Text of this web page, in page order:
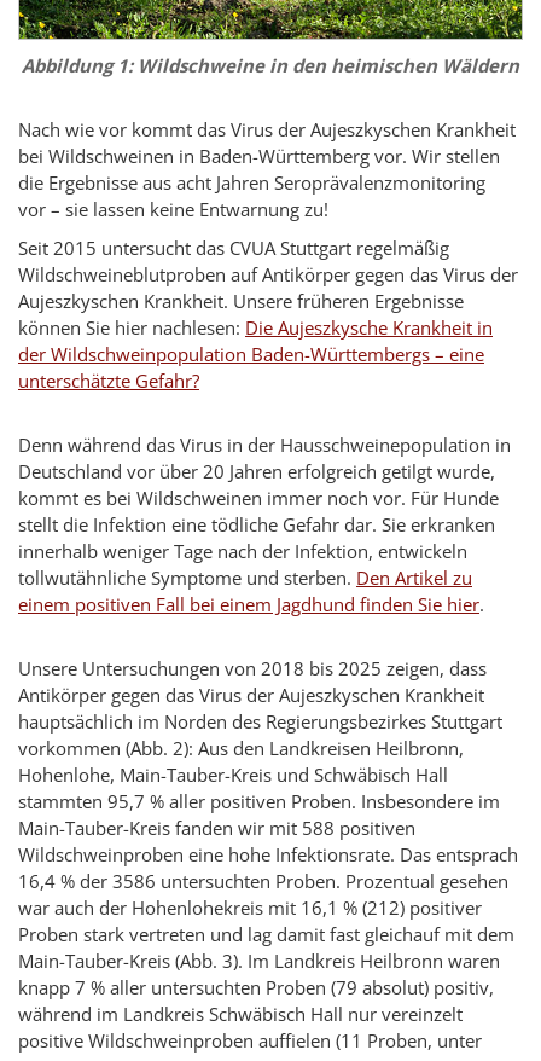
Abbildung 1: Wildschweine in den heimischen Wäldern
Nach wie vor kommt das Virus der Aujeszkyschen Krankheit
bei Wildschweinen in Baden-Württemberg vor. Wir stellen
die Ergebnisse aus acht Jahren Seroprävalenzmonitoring
vor – sie lassen keine Entwarnung zu!
Seit 2015 untersucht das CVUA Stuttgart regelmäßig
Wildschweineblutproben auf Antikörper gegen das Virus der
Aujeszkyschen Krankheit. Unsere früheren Ergebnisse
können Sie hier nachlesen: Die Aujeszkysche Krankheit in
der Wildschweinpopulation Baden-Württembergs – eine
unterschätzte Gefahr?
Denn während das Virus in der Hausschweinepopulation in
Deutschland vor über 20 Jahren erfolgreich getilgt wurde,
kommt es bei Wildschweinen immer noch vor. Für Hunde
stellt die Infektion eine tödliche Gefahr dar. Sie erkranken
innerhalb weniger Tage nach der Infektion, entwickeln
tollwutähnliche Symptome und sterben. Den Artikel zu
einem positiven Fall bei einem Jagdhund finden Sie hier.
Unsere Untersuchungen von 2018 bis 2025 zeigen, dass
Antikörper gegen das Virus der Aujeszkyschen Krankheit
hauptsächlich im Norden des Regierungsbezirkes Stuttgart
vorkommen (Abb. 2): Aus den Landkreisen Heilbronn,
Hohenlohe, Main-Tauber-Kreis und Schwäbisch Hall
stammten 95,7 % aller positiven Proben. Insbesondere im
Main-Tauber-Kreis fanden wir mit 588 positiven
Wildschweinproben eine hohe Infektionsrate. Das entsprach
16,4 % der 3586 untersuchten Proben. Prozentual gesehen
war auch der Hohenlohekreis mit 16,1 % (212) positiver
Proben stark vertreten und lag damit fast gleichauf mit dem
Main-Tauber-Kreis (Abb. 3). Im Landkreis Heilbronn waren
knapp 7 % aller untersuchten Proben (79 absolut) positiv,
während im Landkreis Schwäbisch Hall nur vereinzelt
positive Wildschweinproben auffielen (11 Proben, unter